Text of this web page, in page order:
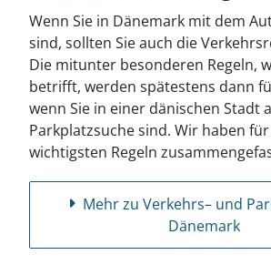
Wenn Sie in Dänemark mit dem
sind, sollten Sie auch die
Die mitunter besonderen Regeln,
betrifft, werden spätestens dann
wenn Sie in einer dänischen Stadt
Parkplatzsuche sind. Wir haben für
wichtigsten Regeln
Mehr zu Verkehrs– und
Dänemark